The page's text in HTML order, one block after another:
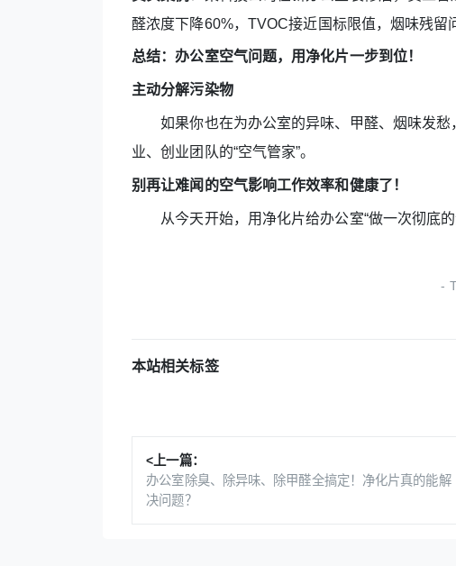
醛浓度下降60%，TVOC接近国标限值，烟味残留
总结：办公室空气问题，用净化片一步到位！
主动分解污染物
如果你也在为办公室的异味、甲醛、烟味发愁
业、创业团队的“空气管家”。
别再让难闻的空气影响工作效率和健康了！
从今天开始，用净化片给办公室“做一次彻底的
本站相关标签
<上一篇：
办公室除臭、除异味、除甲醛全搞定！净化片真的能解
决问题？